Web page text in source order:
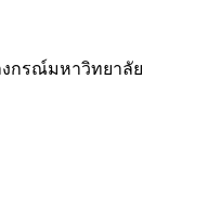
งกรณ์มหาวิทยาลัย